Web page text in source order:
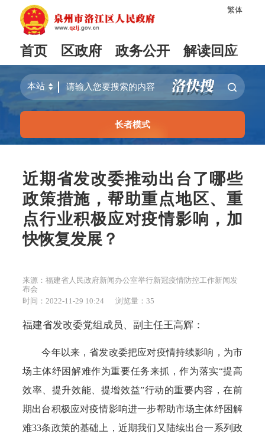
繁体
首页 区政府 政务公开 解读回应
长者模式
近期省发改委推动出台了哪些
政策措施，帮助重点地区、重
点行业积极应对疫情影响，加
快恢复发展？
来源：福建省人民政府新闻办公室举行新冠疫情防控工作新闻发
布会
时间：2022-11-29 10:24
浏览量： 35
福建省发改委党组成员、副主任王高辉：
今年以来，省发改委把应对疫情持续影响，为市
场主体纾困解难作为重要任务来抓，作为落实“提高
效率、提升效能、提增效益”行动的重要内容，在前
期出台积极应对疫情影响进一步帮助市场主体纾困解
难33条政策的基础上，近期我们又陆续出台一系列政